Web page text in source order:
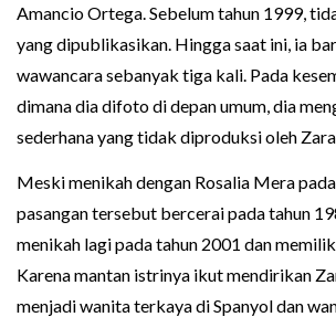
Amancio Ortega. Sebelum tahun 1999,
yang dipublikasikan. Hingga saat ini, ia
wawancara sebanyak tiga kali. Pada
dimana dia difoto di depan umum, dia
sederhana yang tidak diproduksi oleh Zara.
Meski menikah dengan Rosalia Mera
pasangan tersebut bercerai pada tahun
menikah lagi pada tahun 2001 dan
Karena mantan istrinya ikut mendirikan
menjadi wanita terkaya di Spanyol dan